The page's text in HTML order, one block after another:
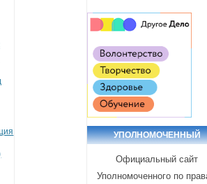
УПОЛНОМОЧЕННЫЙ
Официальный сайт
Уполномоченного по